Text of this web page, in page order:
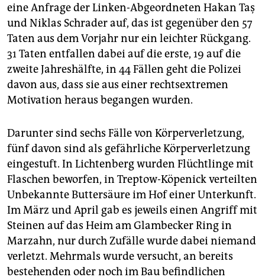
epaper login
eine Anfrage der Linken-Abgeordneten Hakan Taş
und Niklas Schrader auf, das ist gegenüber den 57
Taten aus dem Vorjahr nur ein leichter Rückgang.
31 Taten entfallen dabei auf die erste, 19 auf die
zweite Jahreshälfte, in 44 Fällen geht die Polizei
davon aus, dass sie aus einer rechtsextremen
Motivation heraus begangen wurden.
Darunter sind sechs Fälle von Körperverletzung,
fünf davon sind als gefährliche Körperverletzung
eingestuft. In Lichtenberg wurden Flüchtlinge mit
Flaschen beworfen, in Treptow-Köpenick verteilten
Unbekannte Buttersäure im Hof einer Unterkunft.
Im März und April gab es jeweils einen Angriff mit
Steinen auf das Heim am Glambecker Ring in
Marzahn, nur durch Zufälle wurde dabei niemand
verletzt. Mehrmals wurde versucht, an bereits
bestehenden oder noch im Bau befindlichen